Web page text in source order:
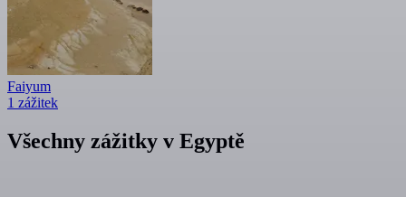
Faiyum
1 zážitek
Všechny zážitky v Egyptě